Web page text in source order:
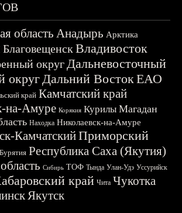
область Анадырь Арктика
БлаговещенскВладивосток
округДальневосточный
округДальний ВостокЕАО
край Камчатский край
на-Амуре Корякия Курилы Магадан
Находка Николаевск-на-Амуре
КамчатскийПриморский
Республика Саха (Якутия)
Сибирь ТОФ Тында Улан-Удэ Уссурийск
край Чита Чукотка
Якутск